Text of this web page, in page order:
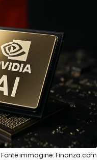
Fonte immagine: Finanza.com